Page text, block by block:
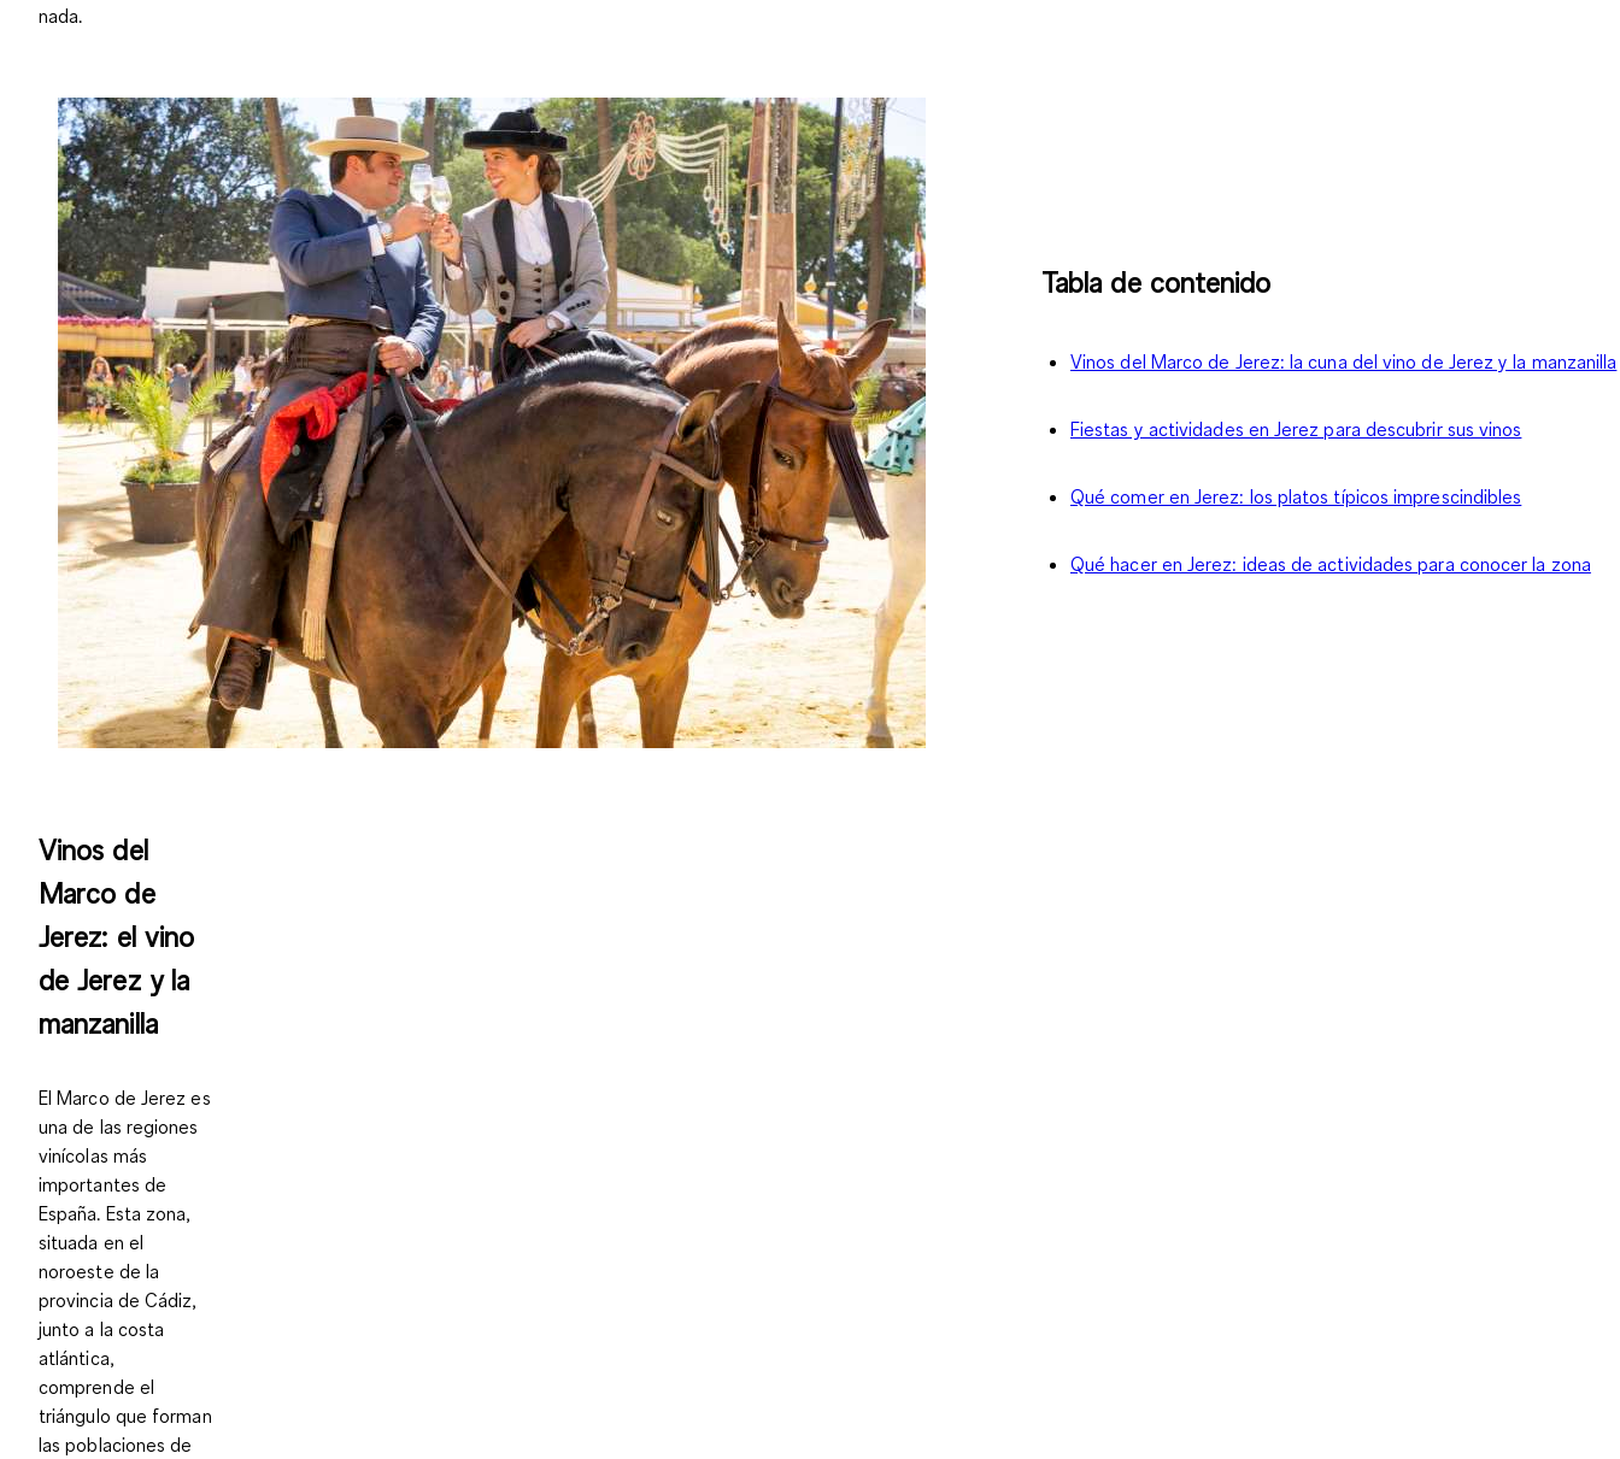
nada.
Tabla de contenido
Vinos del Marco de Jerez: la cuna del vino de Jerez y la manzanilla
Fiestas y actividades en Jerez para descubrir sus vinos
Qué comer en Jerez: los platos típicos imprescindibles
Qué hacer en Jerez: ideas de actividades para conocer la zona
Vinos del
Marco de
Jerez: el vino
de Jerez y la
manzanilla
El Marco de Jerez es
una de las regiones
vinícolas más
importantes de
España. Esta zona,
situada en el
noroeste de la
provincia de Cádiz,
junto a la costa
atlántica,
comprende el
triángulo que forman
las poblaciones de